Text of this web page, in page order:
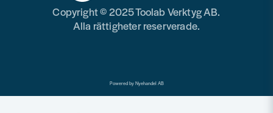
Copyright © 2025 Toolab Verktyg AB.
Alla rättigheter reserverade.
Powered by Nyehandel AB